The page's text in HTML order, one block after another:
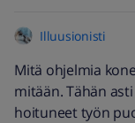
Illuusionisti
Mitä ohjelmia
mitään. Tähän
hoituneet työn